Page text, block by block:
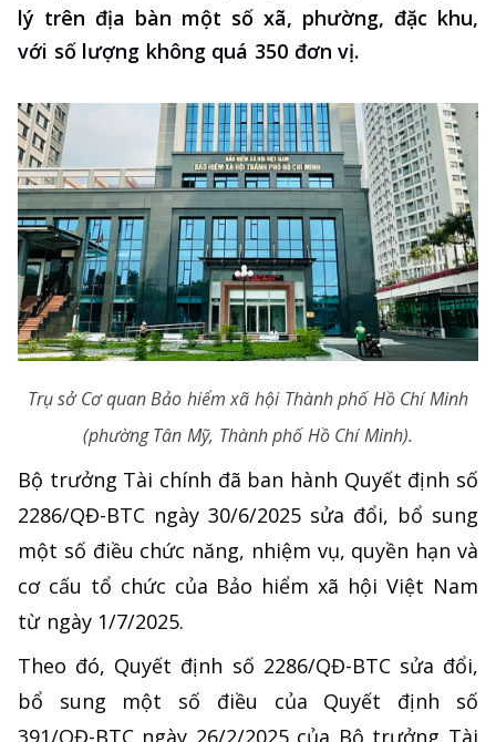
lý trên địa bàn một số xã, phường, đặc khu,
với số lượng không quá 350 đơn vị.
Trụ sở Cơ quan Bảo hiểm xã hội Thành phố Hồ Chí Minh
(phường Tân Mỹ, Thành phố Hồ Chí Minh).
Bộ trưởng Tài chính đã ban hành Quyết định số
2286/QĐ-BTC ngày 30/6/2025 sửa đổi, bổ sung
một số điều chức năng, nhiệm vụ, quyền hạn và
cơ cấu tổ chức của Bảo hiểm xã hội Việt Nam
từ ngày 1/7/2025.
Theo đó, Quyết định số 2286/QĐ-BTC sửa đổi,
bổ sung một số điều của Quyết định số
391/QĐ-BTC ngày 26/2/2025 của Bộ trưởng Tài